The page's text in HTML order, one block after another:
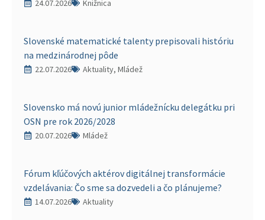
24.07.2026 Knižnica
Slovenské matematické talenty prepisovali históriu
na medzinárodnej pôde
22.07.2026 Aktuality, Mládež
Slovensko má novú junior mládežnícku delegátku pri
OSN pre rok 2026/2028
20.07.2026 Mládež
Fórum kľúčových aktérov digitálnej transformácie
vzdelávania: Čo sme sa dozvedeli a čo plánujeme?
14.07.2026 Aktuality